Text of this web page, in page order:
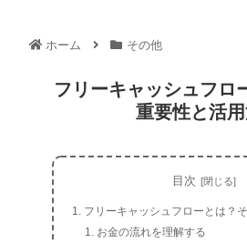
ホーム その他
フリーキャッシュフロ
重要性と活
目次
フリーキャッシュフローとは？
お金の流れを理解する